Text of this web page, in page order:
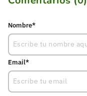
Nombre*
Email*